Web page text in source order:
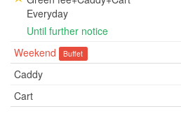
Everyday
Until further notice
Weekend Buffet
Caddy
Cart